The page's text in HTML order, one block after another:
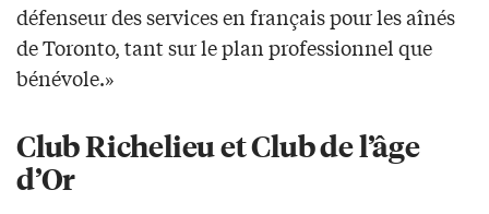
défenseur des services en français pour les aînés
de Toronto, tant sur le plan professionnel que
bénévole.»
Club Richelieu et Club de l’âge
d’Or